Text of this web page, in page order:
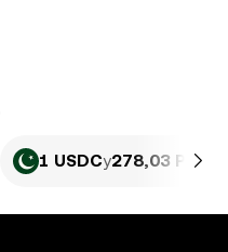
1 USDCу278,03 PKR